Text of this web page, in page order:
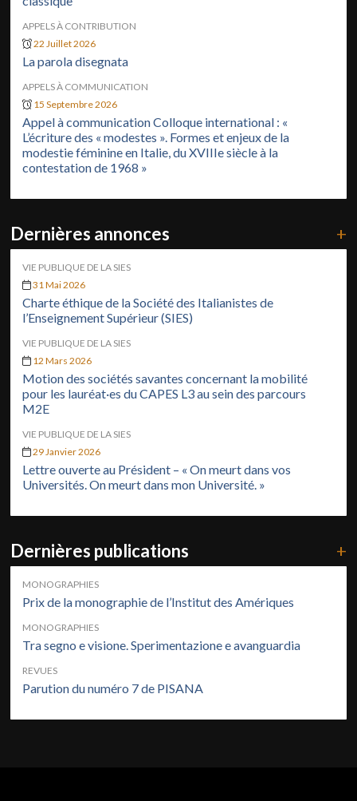
APPELS À CONTRIBUTION
22 Juillet 2026
La parola disegnata
APPELS À COMMUNICATION
15 Septembre 2026
Appel à communication Colloque international : «
L’écriture des « modestes ». Formes et enjeux de la
modestie féminine en Italie, du XVIIIe siècle à la
contestation de 1968 »
Dernières annonces +
VIE PUBLIQUE DE LA SIES
31 Mai 2026
Charte éthique de la Société des Italianistes de
l’Enseignement Supérieur (SIES)
VIE PUBLIQUE DE LA SIES
12 Mars 2026
Motion des sociétés savantes concernant la mobilité
pour les lauréat·es du CAPES L3 au sein des parcours
M2E
VIE PUBLIQUE DE LA SIES
29 Janvier 2026
Lettre ouverte au Président – « On meurt dans vos
Universités. On meurt dans mon Université. »
Dernières publications +
MONOGRAPHIES
Prix de la monographie de l’Institut des Amériques
MONOGRAPHIES
Tra segno e visione. Sperimentazione e avanguardia
REVUES
Parution du numéro 7 de PISANA